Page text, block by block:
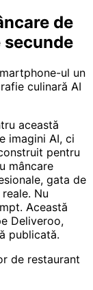
de
ul un
culinară AI
această
imagini AI, ci
pentru
mâncare
gata de
Nu
Această
Deliveroo,
publicată.
de restaurant